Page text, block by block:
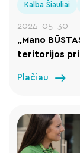
Kalba Šiauliai
2024-05-30
„Mano
teritorijos
Plačiau